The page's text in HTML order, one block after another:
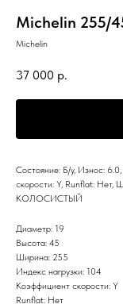
Michelin 255/
Michelin
37 000 р.
Состояние: Б/у, Износ:
скорости: Y, Runflat:
КОЛОСИСТЫЙ
Диаметр: 19
Высота: 45
Ширина: 255
Индекс нагрузки: 104
Коэффициент скорости: Y
Runflat: Нет